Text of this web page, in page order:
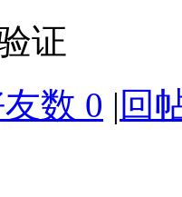
证
数 0 | 回